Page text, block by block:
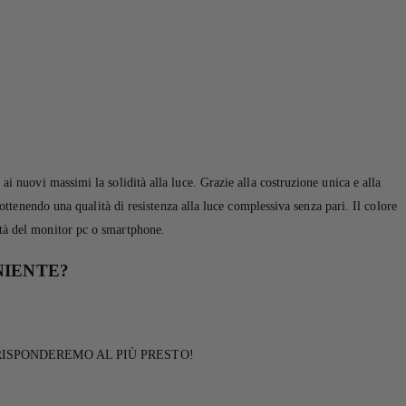
nuovi massimi la solidità alla luce. Grazie alla costruzione unica e alla
una qualità di resistenza alla luce complessiva senza pari. Il colore
del monitor pc o smartphone.
AL PIÙ PRESTO!